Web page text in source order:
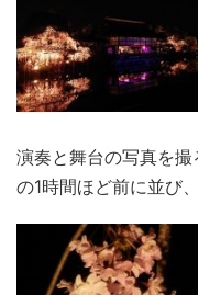
演奏と舞台の写真を
の1時間ほど前に並び